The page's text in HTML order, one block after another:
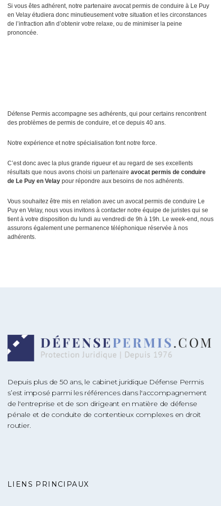
Si vous êtes adhérent, notre partenaire avocat permis de conduire à Le Puy
en Velay étudiera donc minutieusement votre situation et les circonstances
de l’infraction afin d’obtenir votre relaxe, ou de minimiser la peine
prononcée.
Défense Permis accompagne ses adhérents, qui pour certains rencontrent
des problèmes de permis de conduire, et ce depuis 40 ans.
Notre expérience et notre spécialisation font notre force.
C’est donc avec la plus grande rigueur et au regard de ses excellents
résultats que nous avons choisi un partenaire avocat permis de conduire
de Le Puy en Velay pour répondre aux besoins de nos adhérents.
Vous souhaitez être mis en relation avec un avocat permis de conduire Le
Puy en Velay, nous vous invitons à contacter notre équipe de juristes qui se
tient à votre disposition du lundi au vendredi de 9h à 19h. Le week-end, nous
assurons également une permanence téléphonique réservée à nos
adhérents.
Depuis plus de 50 ans, le cabinet juridique Défense Permis
s’est imposé parmi les références dans l'accompagnement
de l'entreprise et de son dirigeant en matière de défense
pénale et de conduite de contentieux complexes en droit
routier.
LIENS PRINCIPAUX